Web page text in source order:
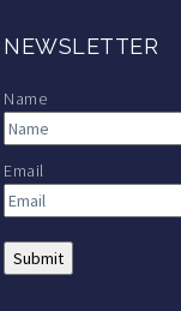
NEWSLETTER
Name
Email